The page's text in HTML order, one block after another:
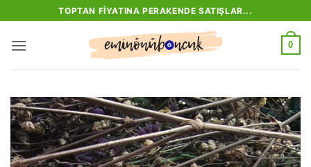
atla
TOPTAN FIYATINA PERAKENDE SATIŞLAR...
0